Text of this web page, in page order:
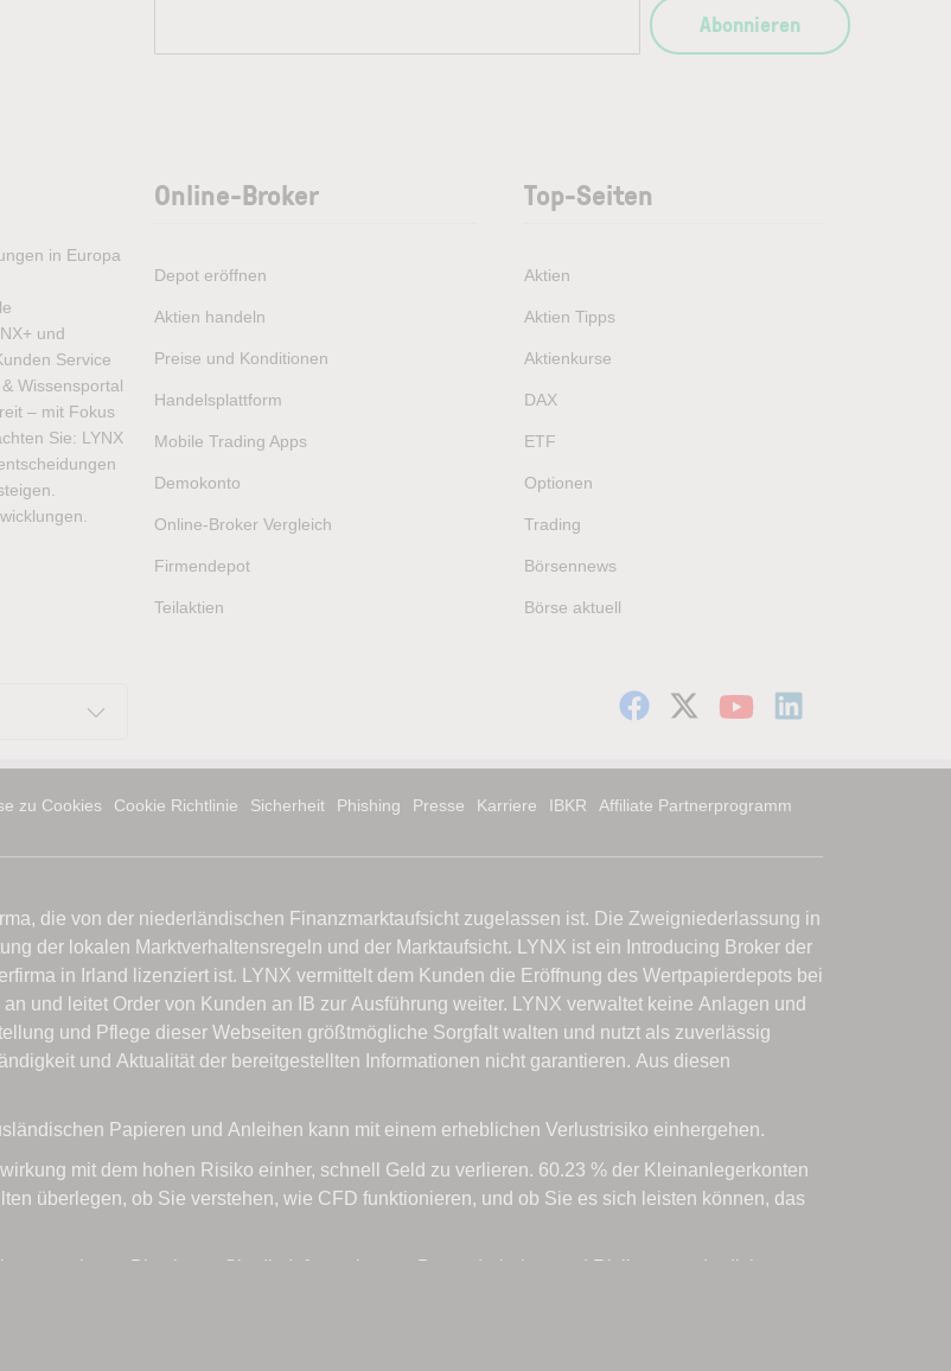
Abonnieren
in Europa
und
Service
Wissensportal
– mit Fokus
Sie: LYNX
Online-Broker
Depot eröffnen
Aktien handeln
Preise und Konditionen
Handelsplattform
Mobile Trading Apps
Demokonto
Online-Broker Vergleich
Firmendepot
Teilaktien
Top-Seiten
Aktien
Aktien Tipps
Aktienkurse
DAX
ETF
Optionen
Trading
Börsennews
Börse aktuell
zu Cookies Cookie Richtlinie Sicherheit Phishing Presse Karriere IBKR
Affiliate Partnerprogramm